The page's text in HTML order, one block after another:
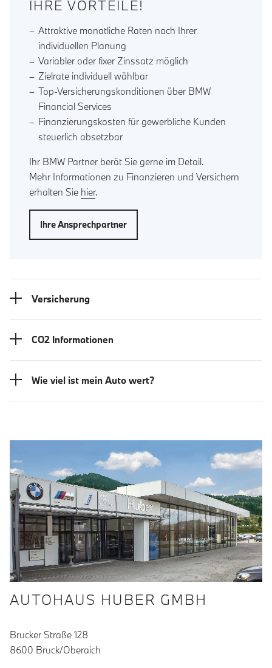
IHRE VORTEILE!
Attraktive monatliche Raten nach Ihrer
individuellen Planung
Variabler oder fixer Zinssatz möglich
Zielrate individuell wählbar
Top-Versicherungskonditionen über BMW
Financial Services
Finanzierungskosten für gewerbliche Kunden
steuerlich absetzbar
Ihr BMW Partner berät Sie gerne im Detail.
Mehr Informationen zu Finanzieren und Versichern
erhalten Sie hier.
Ihre Ansprechpartner
Versicherung
CO2 Informationen
Wie viel ist mein Auto wert?
AUTOHAUS HUBER GMBH
Brucker Straße 128
8600 Bruck/Oberaich